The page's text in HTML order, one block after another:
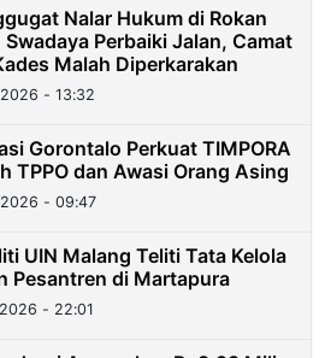
Nalar Hukum di Rokan
Swadaya Perbaiki Jalan, Camat
Malah Diperkarakan
- 13:32
Gorontalo Perkuat TIMPORA
TPPO dan Awasi Orang Asing
- 09:47
UIN Malang Teliti Tata Kelola
Pesantren di Martapura
- 22:01